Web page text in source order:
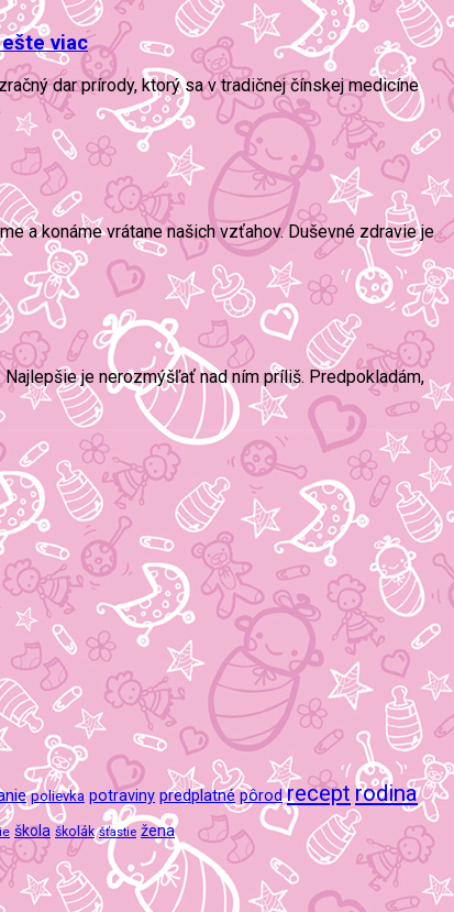
viac
dar prírody, ktorý sa v tradičnej čínskej medicíne
a konáme vrátane našich vzťahov. Duševné zdravie je
je nerozmýšľať nad ním príliš. Predpokladám,
polievka potraviny predplatné pôrod recept rodina
škola školák šťastie žena